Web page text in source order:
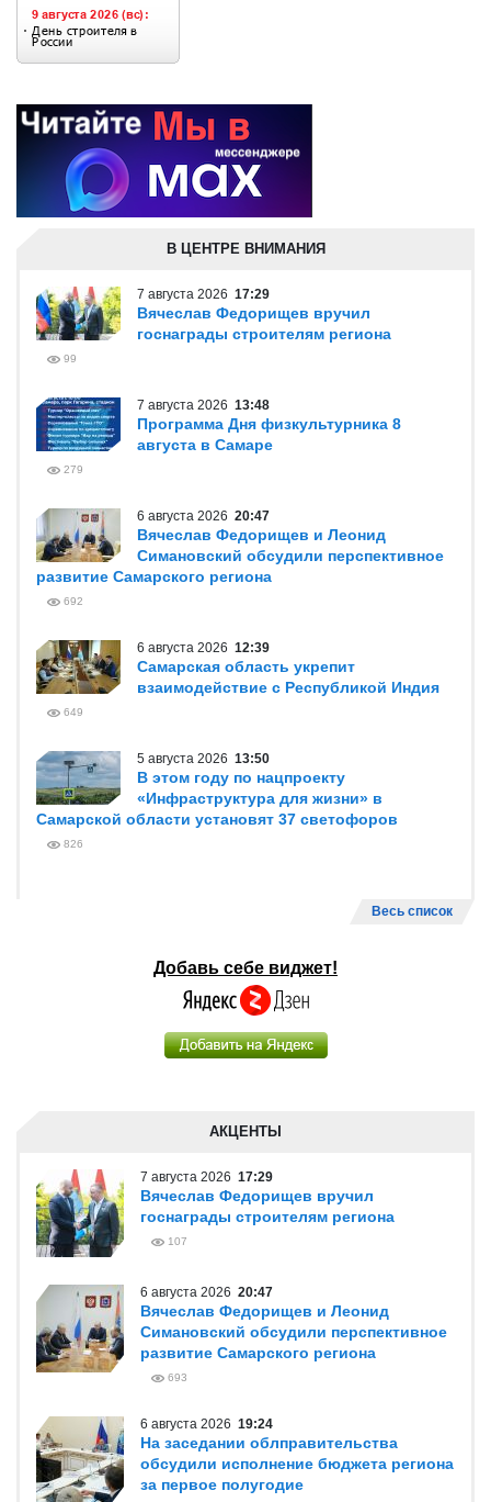
В ЦЕНТРЕ ВНИМАНИЯ
7 августа 2026 17:29
Вячеслав Федорищев вручил
госнаграды строителям региона
99
7 августа 2026 13:48
Программа Дня физкультурника 8
августа в Самаре
279
6 августа 2026 20:47
Вячеслав Федорищев и Леонид
Симановский обсудили перспективное
развитие Самарского региона
692
6 августа 2026 12:39
Самарская область укрепит
взаимодействие с Республикой Индия
649
5 августа 2026 13:50
В этом году по нацпроекту
«Инфраструктура для жизни» в
Самарской области установят 37 светофоров
826
Весь список
Добавь себе виджет!
АКЦЕНТЫ
7 августа 2026 17:29
Вячеслав Федорищев вручил
госнаграды строителям региона
107
6 августа 2026 20:47
Вячеслав Федорищев и Леонид
Симановский обсудили перспективное
развитие Самарского региона
693
6 августа 2026 19:24
На заседании облправительства
обсудили исполнение бюджета региона
за первое полугодие